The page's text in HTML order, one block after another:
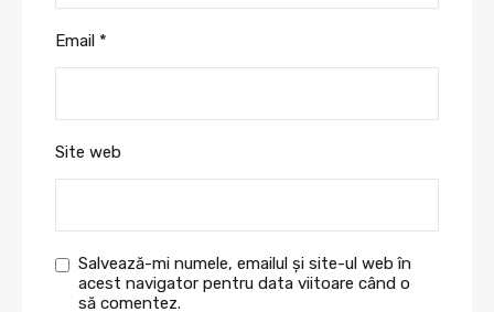
Email *
Site web
Salvează-mi numele, emailul și site-ul web în
acest navigator pentru data viitoare când o
să comentez.